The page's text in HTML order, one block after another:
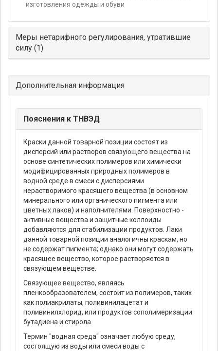
изготовления одежды и обуви
Меры нетарифного регулирования, утратившие
силу (1)
Дополнительная информация
Пояснения к ТНВЭД
Краски данной товарной позиции состоят из
дисперсий или растворов связующего вещества на
основе синтетических полимеров или химически
модифицированных природных полимеров в
водной среде в смеси с дисперсиями
нерастворимого красящего вещества (в основном
минерального или органического пигмента или
цветных лаков) и наполнителями. Поверхностно -
активные вещества и защитные коллоиды
добавляются для стабилизации продуктов. Лаки
данной товарной позиции аналогичны краскам, но
не содержат пигмента; однако они могут содержать
красящее вещество, которое растворяется в
связующем веществе.
Связующее вещество, являясь
пленкообразователем, состоит из полимеров, таких
как полиакрилаты, поливинилацетат и
поливинилхлорид, или продуктов сополимеризации
бутадиена и стирола.
Термин "водная среда" означает любую среду,
состоящую из воды или смеси воды с